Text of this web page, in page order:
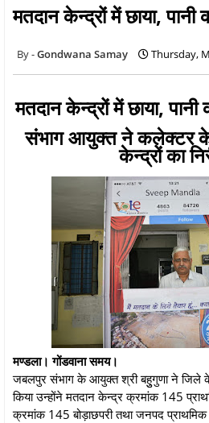
मतदान केन्द्रों में छाया,
Gondwana Samay Thursday,
मतदान केन्द्रों में छाया,
संभाग आयुक्त ने कलेक्टर के
केन्द्रों का
मण्डला। गोंडवाना समय।
जबलपुर संभाग के आयुक्त श्री बहुुगुणा ने जिले के
किया उन्होंने मतदान केन्द्र क्रमांक 145
क्रमांक 145 बोड़ाछपरी तथा जनपद प्राथमिक